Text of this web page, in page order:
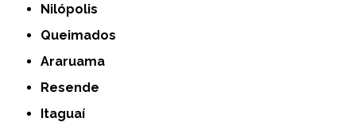
Nilópolis
Queimados
Araruama
Resende
Itaguaí